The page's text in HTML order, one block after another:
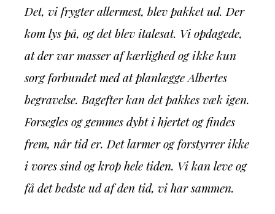
Det, vi frygter allermest, blev pakket ud. Der
kom lys på, og det blev italesat. Vi opdagede,
at der var masser af kærlighed og ikke kun
sorg forbundet med at planlægge Albertes
begravelse. Bagefter kan det pakkes væk igen.
Forsegles og gemmes dybt i hjertet og findes
frem, når tid er. Det larmer og forstyrrer ikke
i vores sind og krop hele tiden. Vi kan leve og
få det bedste ud af den tid, vi har sammen.